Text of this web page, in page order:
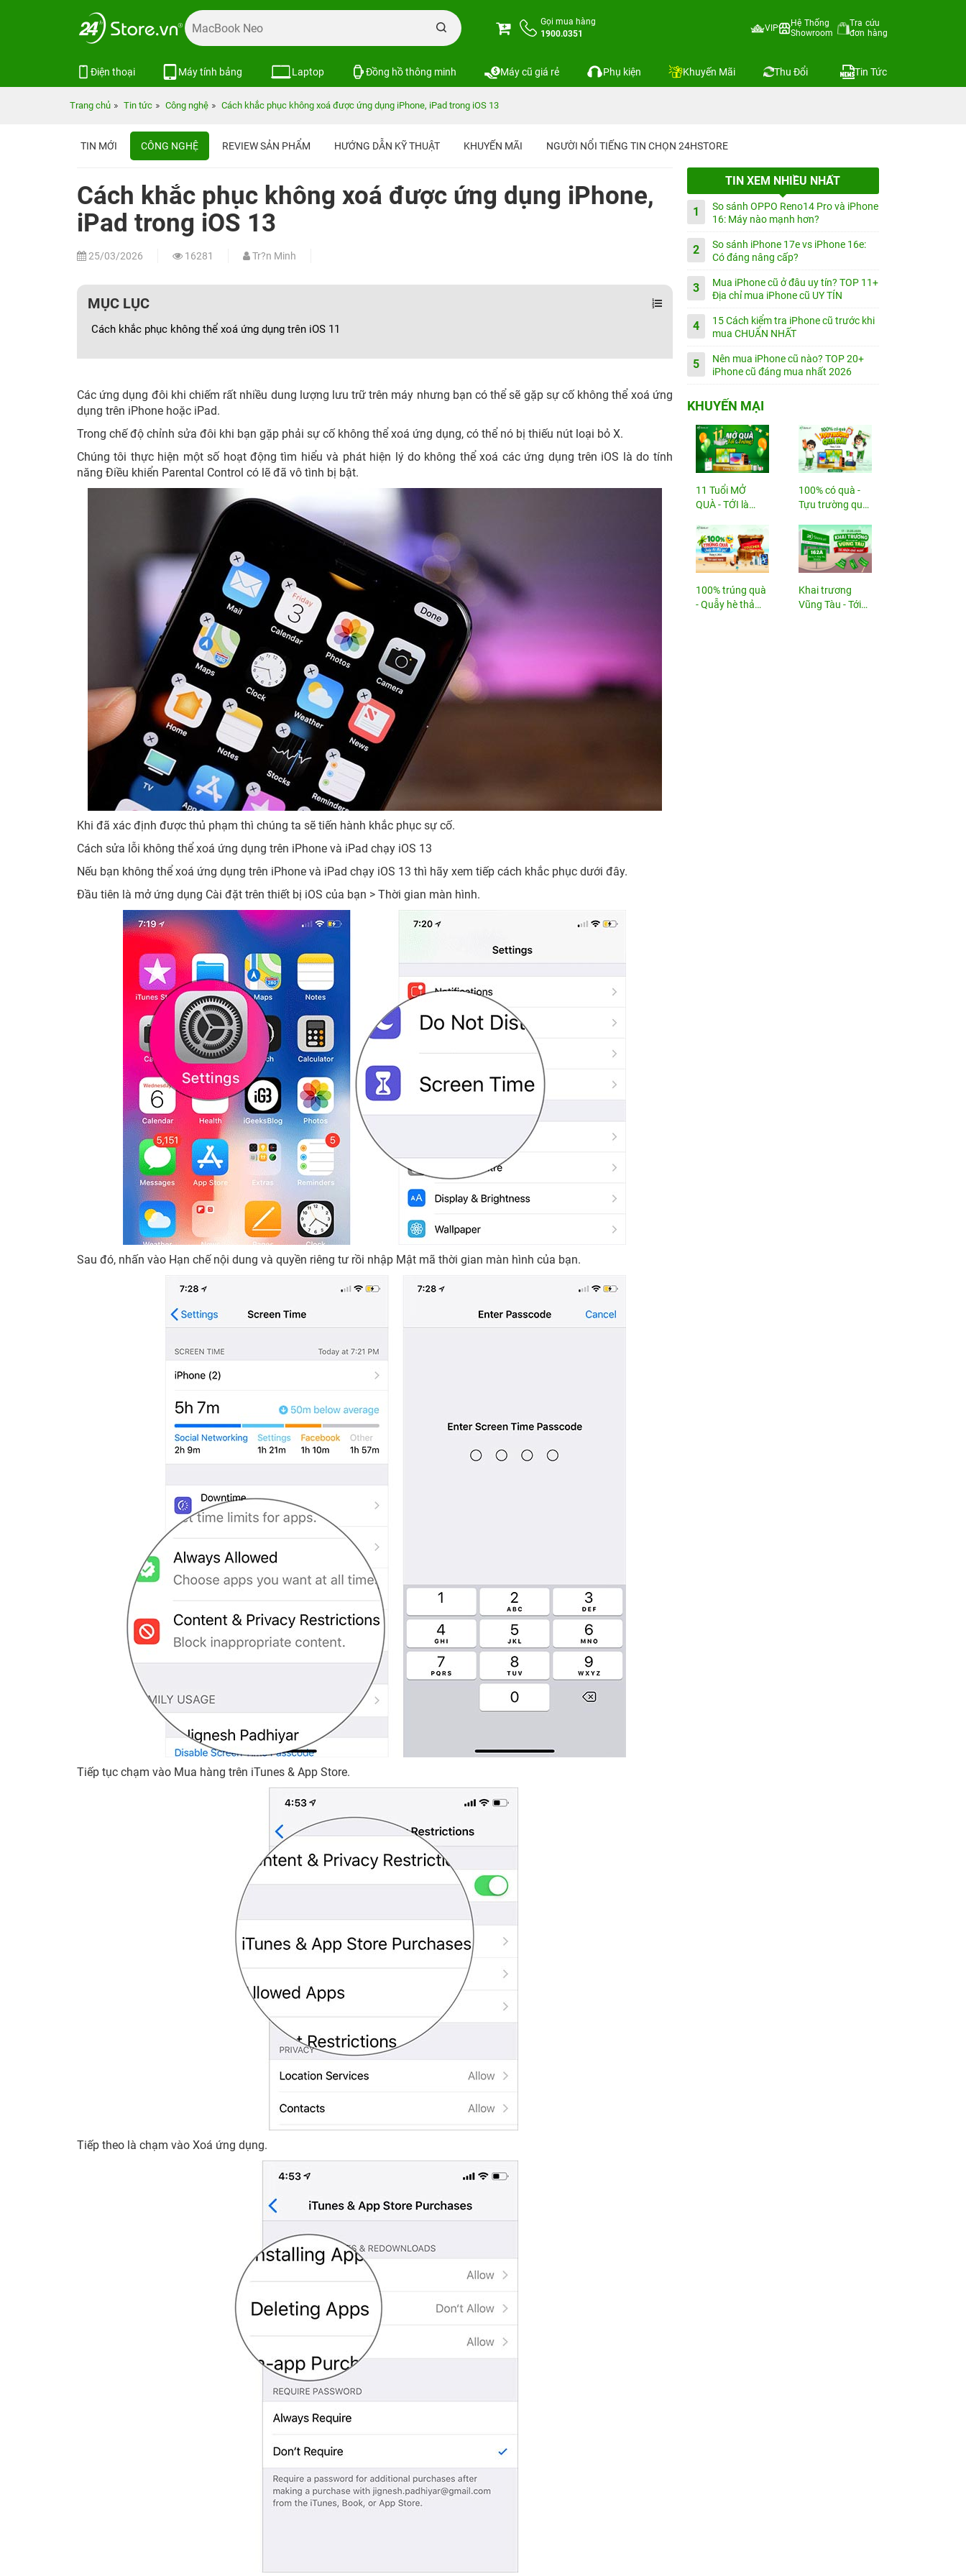
Gọi mua hàng
1900.0351
VIP
Hệ Thống
Showroom
Tra cứu
đơn hàng
Điện thoại Máy tính bảng Laptop Đồng hồ thông minh Máy cũ giá rẻ Phụ kiện Khuyến Mãi Thu Đổi Tin Tức
Trang chủ Tin tức Công nghệ Cách khắc phục không xoá được ứng dụng iPhone, iPad trong iOS 13
TIN MỚI CÔNG NGHỆ REVIEW SẢN PHẨM HƯỚNG DẪN KỸ THUẬT KHUYẾN MÃI NGƯỜI NỔI TIẾNG TIN CHỌN 24HSTORE
Cách khắc phục không xoá được ứng dụng iPhone,
iPad trong iOS 13
25/03/2026 16281 Tr?n Minh
MỤC LỤC
Cách khắc phục không thể xoá ứng dụng trên iOS 11
Các ứng dụng đôi khi chiếm rất nhiều dung lượng lưu trữ trên máy nhưng bạn có thể sẽ gặp sự cố không thể xoá ứng
dụng trên iPhone hoặc iPad.
Trong chế độ chỉnh sửa đôi khi bạn gặp phải sự cố không thể xoá ứng dụng, có thể nó bị thiếu nút loại bỏ X.
Chúng tôi thực hiện một số hoạt động tìm hiểu và phát hiện lý do không thể xoá các ứng dụng trên iOS là do tính
năng Điều khiển Parental Control có lẽ đã vô tình bị bật.
Khi đã xác định được thủ phạm thì chúng ta sẽ tiến hành khắc phục sự cố.
Cách sửa lỗi không thể xoá ứng dụng trên iPhone và iPad chạy iOS 13
Nếu bạn không thể xoá ứng dụng trên iPhone và iPad chạy iOS 13 thì hãy xem tiếp cách khắc phục dưới đây.
Đầu tiên là mở ứng dụng Cài đặt trên thiết bị iOS của bạn > Thời gian màn hình.
Sau đó, nhấn vào Hạn chế nội dung và quyền riêng tư rồi nhập Mật mã thời gian màn hình của bạn.
Tiếp tục chạm vào Mua hàng trên iTunes & App Store.
Tiếp theo là chạm vào Xoá ứng dụng.
TIN XEM NHIỀU NHẤT
1
So sánh OPPO Reno14 Pro và iPhone
16: Máy nào mạnh hơn?
2
So sánh iPhone 17e vs iPhone 16e:
Có đáng nâng cấp?
3
Mua iPhone cũ ở đâu uy tín? TOP 11+
Địa chỉ mua iPhone cũ UY TÍN
4
15 Cách kiểm tra iPhone cũ trước khi
mua CHUẨN NHẤT
5
Nên mua iPhone cũ nào? TOP 20+
iPhone cũ đáng mua nhất 2026
KHUYẾN MẠI
11 Tuổi MỞ
QUÀ - TỚI là
100% có quà -
Tựu trường quá
100% trúng quà
- Quẫy hè thả
Khai trương
Vũng Tàu - Tới